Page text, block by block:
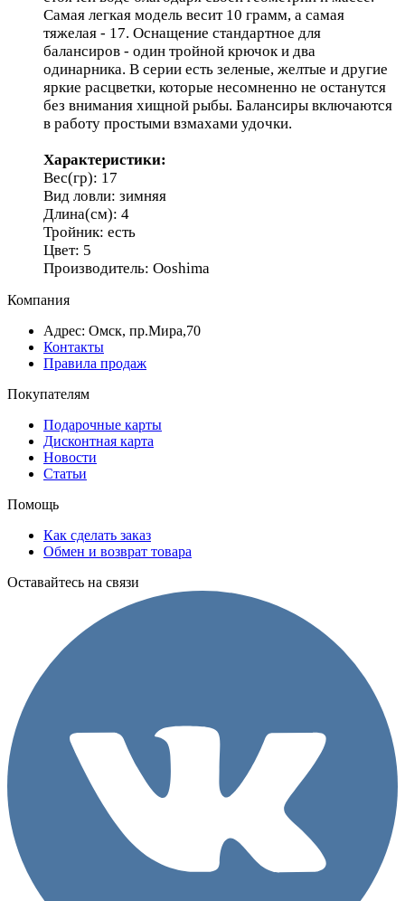
Самая легкая модель весит 10 грамм, а самая
тяжелая - 17. Оснащение стандартное для
балансиров - один тройной крючок и два
одинарника. В серии есть зеленые, желтые и другие
яркие расцветки, которые несомненно не останутся
без внимания хищной рыбы. Балансиры включаются
в работу простыми взмахами удочки.
Характеристики:
Вес(гр): 17
Вид ловли: зимняя
Длина(см): 4
Тройник: есть
Цвет: 5
Производитель: Ooshima
Компания
Адрес: Омск, пр.Мира,70
Контакты
Правила продаж
Покупателям
Подарочные карты
Дисконтная карта
Новости
Статьи
Помощь
Как сделать заказ
Обмен и возврат товара
Оставайтесь на связи